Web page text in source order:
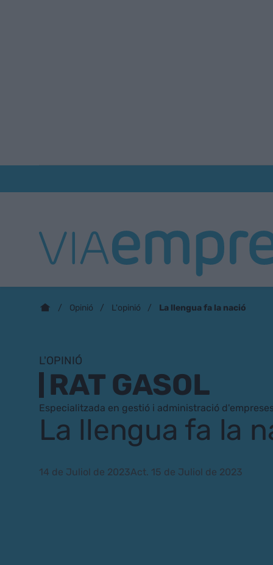
Opinió L'opinió La llengua fa la nació
L'OPINIÓ
RAT GASOL
Especialitzada en gestió i administració
La llengua fa la
14 de Juliol de 2023Act. 15 de Juliol de 2023